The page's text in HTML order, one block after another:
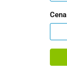
Cena